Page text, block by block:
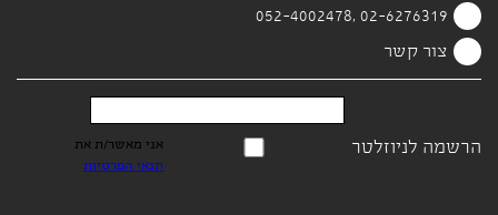
02-6276319 ,052-4002478
צור קשר
הרשמה לניוזלטר
אני מאשר/ת את
תנאי הפרטיות